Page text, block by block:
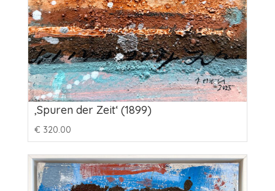
‚Spuren der Zeit‘ (1899)
€ 320.00